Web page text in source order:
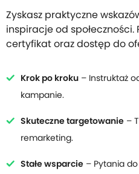
Zyskasz praktyczne
inspiracje od społeczności.
certyfikat oraz dostęp do
Krok po kroku – Instruktaż
kampanie.
Skuteczne targetowanie –
remarketing.
Stałe wsparcie – Pytania